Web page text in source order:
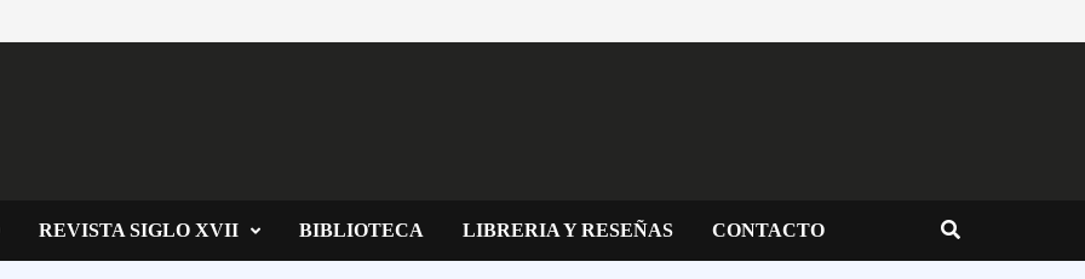
REVISTA SIGLO XVII BIBLIOTECA LIBRERIA Y RESEÑAS CONTACTO